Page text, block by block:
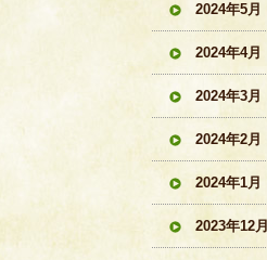
2024年5月
2024年4月
2024年3月
2024年2月
2024年1月
2023年12月